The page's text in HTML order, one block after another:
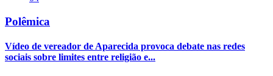
Polêmica
Vídeo de vereador de Aparecida provoca debate nas redes
sociais sobre limites entre religião e...